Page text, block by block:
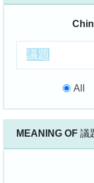
All
MEANING OF 議